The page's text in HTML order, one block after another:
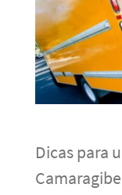
Dicas para